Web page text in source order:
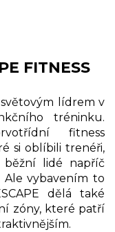
FITNESS
světovým lídrem v
tréninku.
fitness
si oblíbili trenéři,
běžní lidé napříč
Ale vybavením to
dělá také
zóny, které patří